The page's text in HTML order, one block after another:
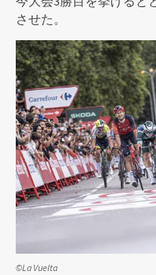
させた。
©La Vuelta